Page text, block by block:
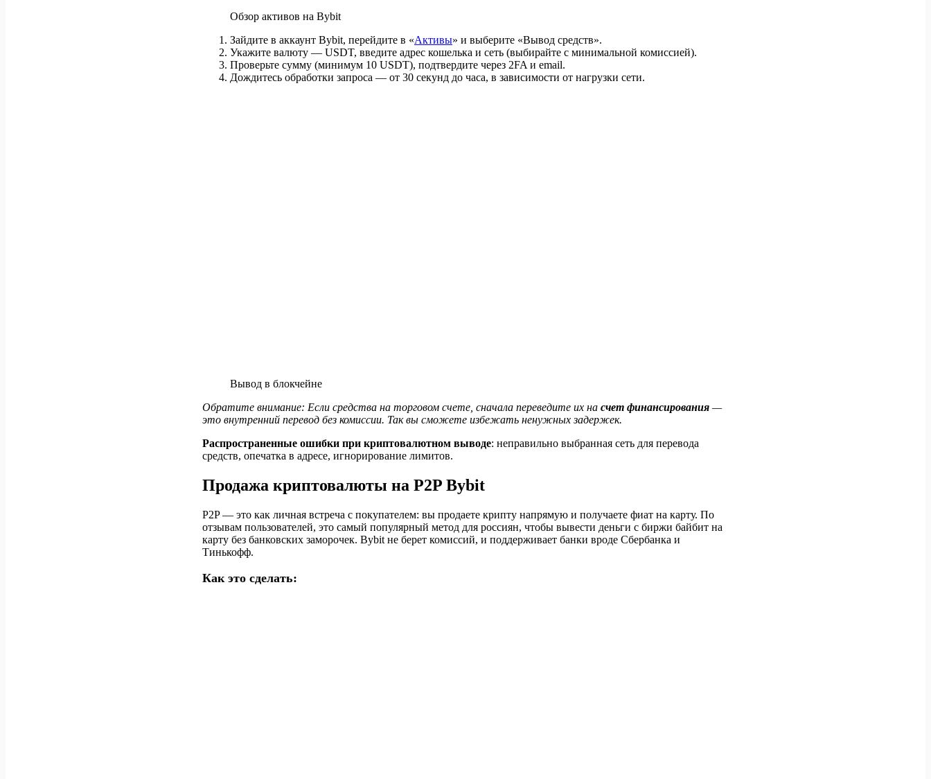
Обзор активов на Bybit
Зайдите в аккаунт Bybit, перейдите в «Активы» и выберите «Вывод средств».
Укажите валюту — USDT, введите адрес кошелька и сеть (выбирайте с минимальной комиссией).
Проверьте сумму (минимум 10 USDT), подтвердите через 2FA и email.
Дождитесь обработки запроса — от 30 секунд до часа, в зависимости от нагрузки сети.
Вывод в блокчейне
Обратите внимание: Если средства на торговом счете, сначала переведите их на счет финансирования —
это внутренний перевод без комиссии. Так вы сможете избежать ненужных задержек.
Распространенные ошибки при криптовалютном выводе: неправильно выбранная сеть для перевода
средств, опечатка в адресе, игнорирование лимитов.
Продажа криптовалюты на P2P Bybit
P2P — это как личная встреча с покупателем: вы продаете крипту напрямую и получаете фиат на карту. По
отзывам пользователей, это самый популярный метод для россиян, чтобы вывести деньги с биржи байбит на
карту без банковских заморочек. Bybit не берет комиссий, и поддерживает банки вроде Сбербанка и
Тинькофф.
Как это сделать: